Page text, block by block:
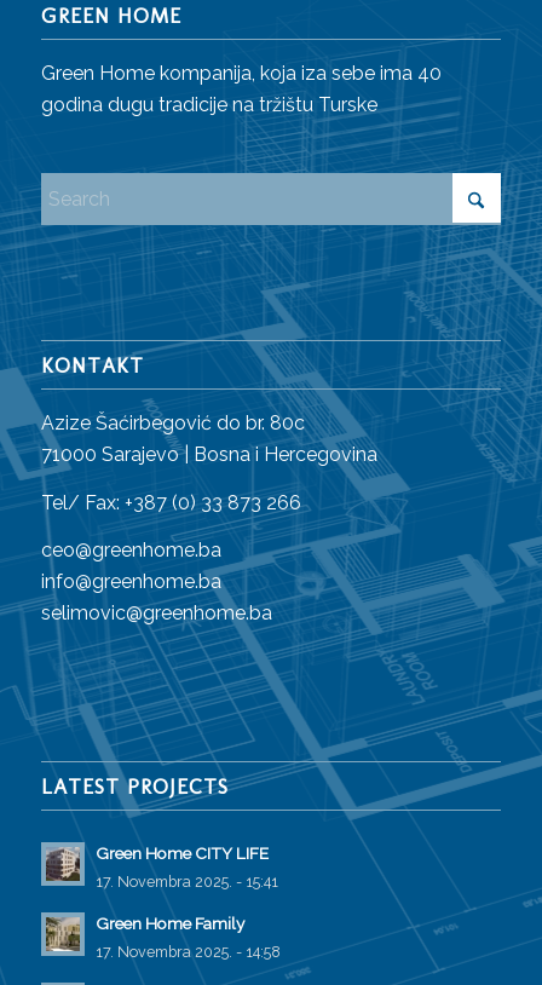
GREEN HOME
Green Home kompanija, koja iza sebe ima 40
godina dugu tradicije na tržištu Turske
KONTAKT
Azize Šaćirbegović do br. 80c
71000 Sarajevo | Bosna i Hercegovina
Tel/ Fax: +387 (0) 33 873 266
ceo@greenhome.ba
info@greenhome.ba
selimovic@greenhome.ba
LATEST PROJECTS
Green Home CITY LIFE
17. Novembra 2025. - 15:41
Green Home Family
17. Novembra 2025. - 14:58